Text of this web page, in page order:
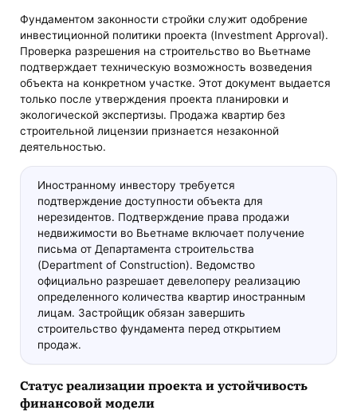
Фундаментом законности стройки служит одобрение
инвестиционной политики проекта (Investment Approval).
Проверка разрешения на строительство во Вьетнаме
подтверждает техническую возможность возведения
объекта на конкретном участке. Этот документ выдается
только после утверждения проекта планировки и
экологической экспертизы. Продажа квартир без
строительной лицензии признается незаконной
деятельностью.
Иностранному инвестору требуется
подтверждение доступности объекта для
нерезидентов. Подтверждение права продажи
недвижимости во Вьетнаме включает получение
письма от Департамента строительства
(Department of Construction). Ведомство
официально разрешает девелоперу реализацию
определенного количества квартир иностранным
лицам. Застройщик обязан завершить
строительство фундамента перед открытием
продаж.
Статус реализации проекта и устойчивость
финансовой модели